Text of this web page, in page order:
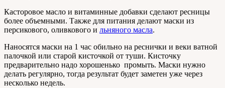
Касторовое масло и витаминные добавки сделают ресницы
более объемными. Также для питания делают маски из
персикового, оливкового и льняного масла.
Наносятся маски на 1 час обильно на реснички и веки ватной
палочкой или старой кисточкой от туши. Кисточку
предварительно надо хорошенько промыть. Маски нужно
делать регулярно, тогда результат будет заметен уже через
несколько недель.